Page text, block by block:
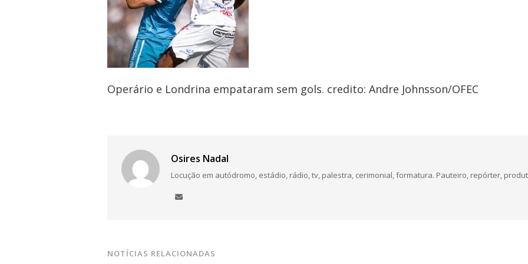
Operário e Londrina empataram sem gols. credito: Andre Johnsson/OFEC
Osires Nadal
Locução em autódromo, estádio, rádio, tv, palestra, cerimonial, formatura. Pauteiro, repórter,
NOTÍCIAS RELACIONADAS